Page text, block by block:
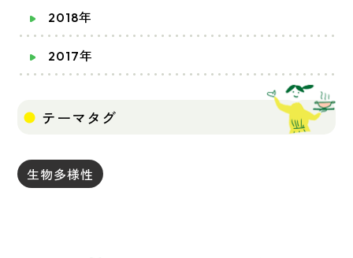
2018年
2017年
テーマタグ
生物多様性